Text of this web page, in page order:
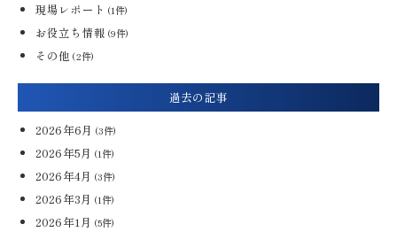
現場レポート (1件)
お役立ち情報 (9件)
その他 (2件)
過去の記事
2026年6月 (3件)
2026年5月 (1件)
2026年4月 (3件)
2026年3月 (1件)
2026年1月 (5件)